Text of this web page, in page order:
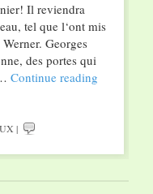
Il reviendra
tel que l‘ont mis
Georges
des portes qui
Continue reading
|